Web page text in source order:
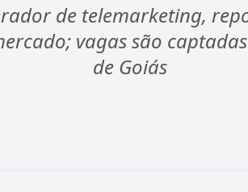
de telemarketing,
vagas são
de Goiás